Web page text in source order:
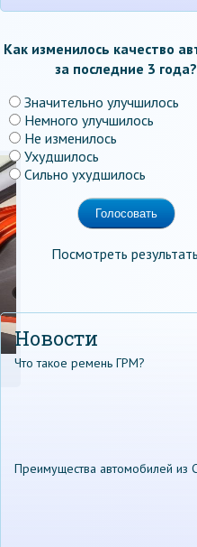
Как изменилось качество
за последние 3 года?
Значительно улучшилось
Немного улучшилось
Не изменилось
Ухудшилось
Сильно ухудшилось
Посмотреть
Новости
Что такое ремень ГРМ?
Преимущества автомобилей из